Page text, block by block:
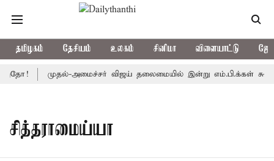
தமிழகம் தேசியம் உலகம் சினிமா விளையாட்டு
இதோ! முதல்-அமைச்சர் விஜய் தலைமையில் இன்று எம்.பி.க்கள்
சித்தராமைய்யா